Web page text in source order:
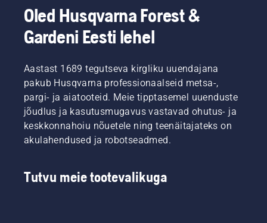
Oled Husqvarna Forest &
Gardeni Eesti lehel
Aastast 1689 tegutseva kirgliku uuendajana
pakub Husqvarna professionaalseid metsa-,
pargi- ja aiatooteid. Meie tipptasemel uuenduste
jõudlus ja kasutusmugavus vastavad ohutus- ja
keskkonnahoiu nõuetele ning teenäitajateks on
akulahendused ja robotseadmed.
Tutvu meie tootevalikuga